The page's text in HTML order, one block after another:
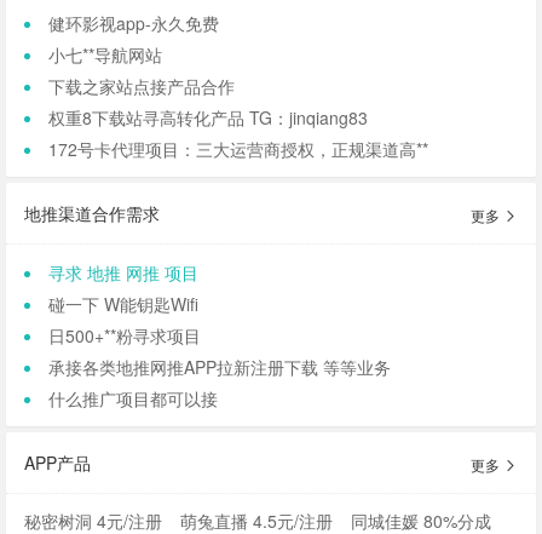
健环影视app-永久免费
小七**导航网站
下载之家站点接产品合作
权重8下载站寻高转化产品 TG：jinqiang83
172号卡代理项目：三大运营商授权，正规渠道高**
地推渠道合作需求 更多
寻求 地推 网推 项目
碰一下 W能钥匙Wifi
日500+**粉寻求项目
承接各类地推网推APP拉新注册下载 等等业务
什么推广项目都可以接
APP产品 更多
秘密树洞 4元/注册 萌兔直播 4.5元/注册
同城佳媛 80%分成